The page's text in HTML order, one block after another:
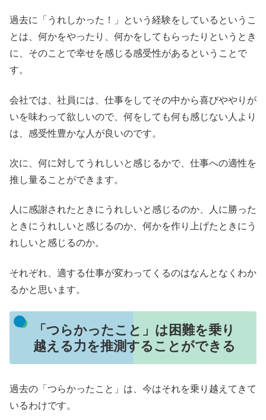
過去に「うれしかった！」という経験をしているというこ
とは、何かをやったり、何かをしてもらったりというとき
に、そのことで幸せを感じる感受性があるということで
す。
会社では、社員には、仕事をしてその中から喜びややりが
いを味わって欲しいので、何をしても何も感じない人より
は、感受性豊かな人が良いのです。
次に、何に対してうれしいと感じるかで、仕事への適性を
推し量ることができます。
人に感謝されたときにうれしいと感じるのか、人に勝った
ときにうれしいと感じるのか、何かを作り上げたときにう
れしいと感じるのか。
それぞれ、適する仕事が変わってくるのはなんとなくわか
るかと思います。
「つらかったこと」は困難を乗り
越える力を推測することができる
過去の「つらかったこと」は、今はそれを乗り越えてきて
いるわけです。